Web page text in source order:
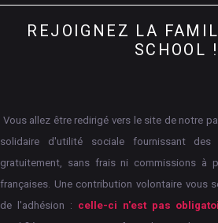
REJOIGNEZ LA
SCHOOL !
Vous allez être redirigé vers le site de notre
solidaire d'utilité sociale fournissant des
gratuitement, sans frais ni commissions à
françaises. Une contribution volontaire vous
de l'adhésion : celle-ci n'est pas